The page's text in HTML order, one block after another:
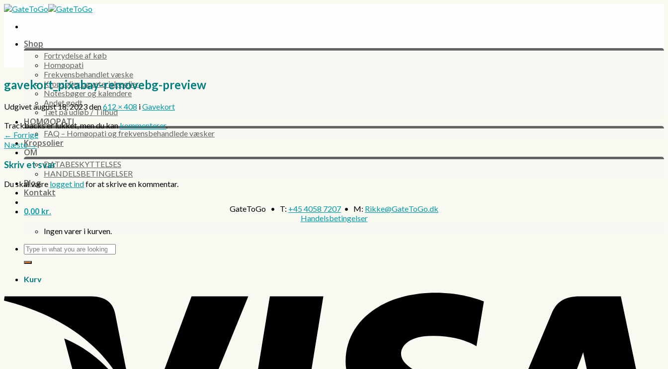
Skip
content
Shop
Fortrydelse af køb
Homøopati
Frekvensbehandlet væske
Kropsolier og æteriske olier
Notesbøger og kalendere
Andet godt
Tæt på udløb / Tilbud
HOMØOPATI
FAQ – Homøopati og frekvensbehandlede væsker
Kropsolier
OM
DATABESKYTTELSES
HANDELSBETINGELSER
Blog
Kontakt
0,00 kr.
Ingen varer i kurven.
Søg
efter:
Kurv
Ingen varer i kurven.
gavekort_pixabay-removebg-preview
Udgivetaugust 18, 2023den612 × 408 iGavekort
Trackbacks er lukket, men du kankommenterer.
← Forrige
Næste→
Skriv et svar
Du skal være logget indfor at skrive en kommentar.
GateToGo • T: +45 4058 7207 • M: Rikke@GateToGo.dk
Handelsbetingelser